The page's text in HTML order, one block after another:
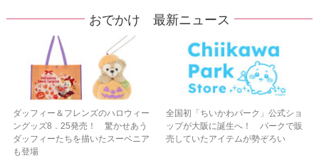
おでかけ 最新ニュース
ダッフィー＆フレンズのハロウィー
ングッズ8．25発売！ 驚かせあう
ダッフィーたちを描いたスーベニア
も登場
全国初「ちいかわパーク」公式ショ
ップが大阪に誕生へ！ パークで販
売していたアイテムが勢ぞろい